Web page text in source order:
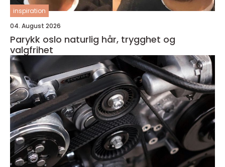
inspiration
04. August 2026
Parykk oslo naturlig hår, trygghet og
valgfrihet